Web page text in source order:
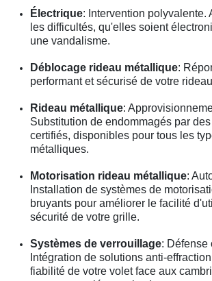
Électrique: Intervention polyvalente.
les difficultés, qu'elles soient
une vandalisme.
Déblocage rideau métallique:
performant et sécurisé de votre
Rideau métallique:
Substitution de endommagés par
certifiés, disponibles pour tous les
métalliques.
Motorisation rideau métallique:
Installation de systèmes de
bruyants pour améliorer le facilité
sécurité de votre grille.
Systèmes de verrouillage: Défense
Intégration de solutions anti-
fiabilité de votre volet face aux